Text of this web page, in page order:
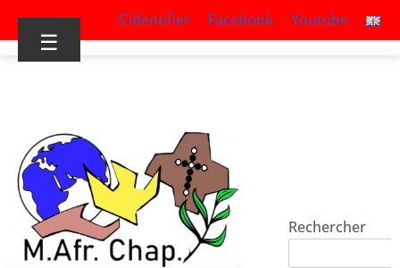
S’identifier Facebook Youtube
☰
Rechercher